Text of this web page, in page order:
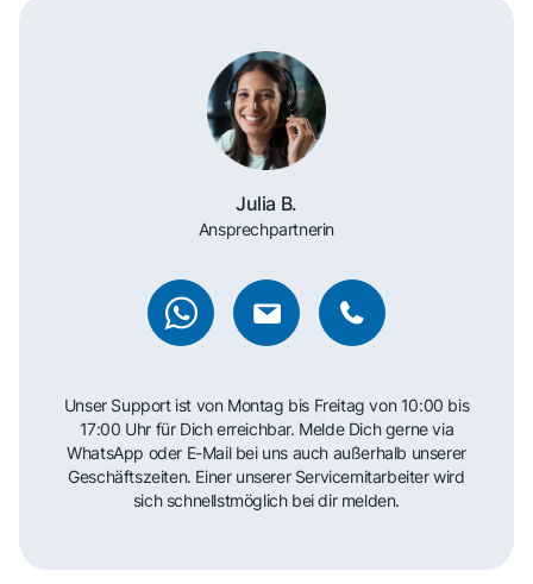
Julia B.
Ansprechpartnerin
Unser Support ist von Montag bis Freitag von 10:00 bis
17:00 Uhr für Dich erreichbar. Melde Dich gerne via
WhatsApp oder E-Mail bei uns auch außerhalb unserer
Geschäftszeiten. Einer unserer Servicemitarbeiter wird
sich schnellstmöglich bei dir melden.